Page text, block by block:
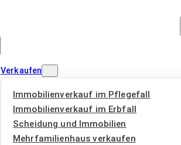
Verkaufen
Immobilienverkauf im Pflegefall
Immobilienverkauf im Erbfall
Scheidung und Immobilien
Mehrfamilienhaus verkaufen